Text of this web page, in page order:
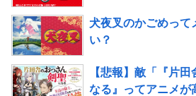
犬夜叉のかごめって
い？
【悲報】敵「『片
なる』ってアニメが